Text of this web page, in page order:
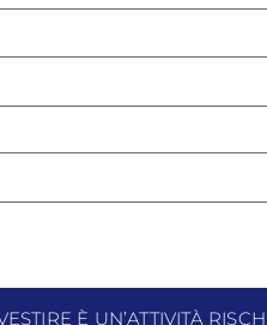
È UN’ATTIVITÀ